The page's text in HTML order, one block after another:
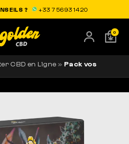
0
? +33 7 56 93 14 20
CBD en Ligne » Pack vos